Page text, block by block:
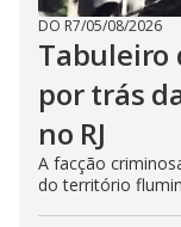
DO R7/05/08/2026
Tabuleiro
por trás
no RJ
A facção
do território